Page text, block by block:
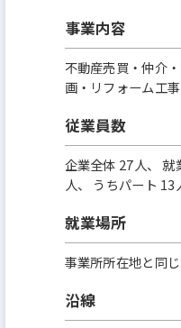
事業内容
不動産売買・仲介
画・リフォーム工
従業員数
企業全体 27人、 就
人、 うちパート 13
就業場所
事業所所在地と同じ
沿線